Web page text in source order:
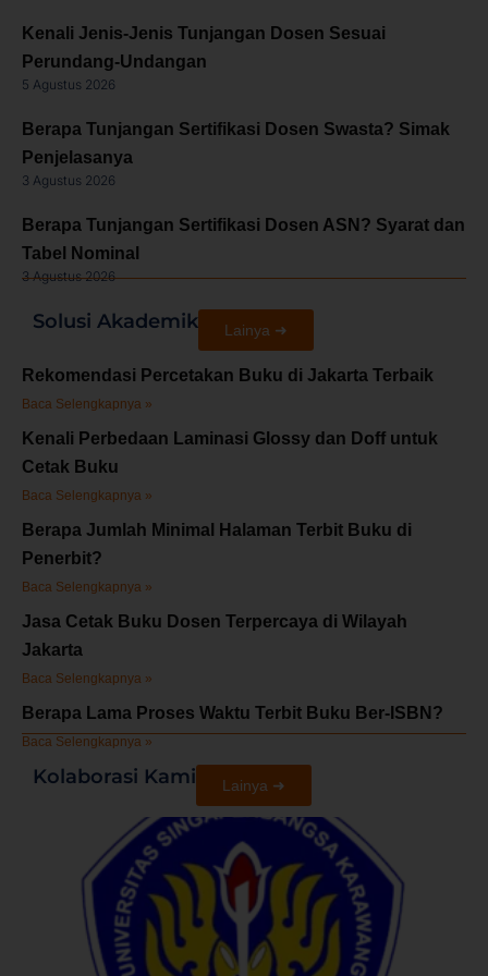
Kenali Jenis-Jenis Tunjangan Dosen Sesuai
Perundang-Undangan
5 Agustus 2026
Berapa Tunjangan Sertifikasi Dosen Swasta? Simak
Penjelasanya
3 Agustus 2026
Berapa Tunjangan Sertifikasi Dosen ASN? Syarat dan
Tabel Nominal
3 Agustus 2026
Solusi Akademik Lainya ➜
Rekomendasi Percetakan Buku di Jakarta Terbaik
Baca Selengkapnya »
Kenali Perbedaan Laminasi Glossy dan Doff untuk
Cetak Buku
Baca Selengkapnya »
Berapa Jumlah Minimal Halaman Terbit Buku di
Penerbit?
Baca Selengkapnya »
Jasa Cetak Buku Dosen Terpercaya di Wilayah
Jakarta
Baca Selengkapnya »
Berapa Lama Proses Waktu Terbit Buku Ber-ISBN?
Baca Selengkapnya »
Kolaborasi Kami Lainya ➜